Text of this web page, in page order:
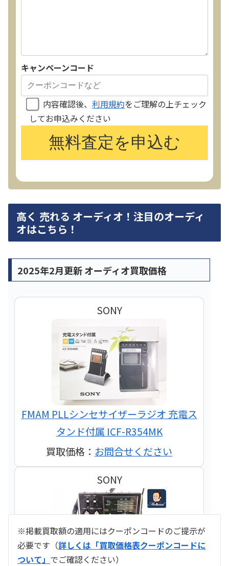
キャンペーンコード
内容確認後、 利用規約をご理解の上チェック
してお申込みください
高く 売れる オーディオ！注目のオーディ
オはこちら！
2025年2月更新 オーディオ買取価格
SONY
FMAM PLLシンセサイザーラジオ 充電ス
タンド付属 ICF-R354MK
買取価格： お問合せください
SONY
※掲載買取額の適用にはクーポンコードのご提示が
必要です（詳しくは「買取価格表クーポンコードに
ついて」 でご確認ください）